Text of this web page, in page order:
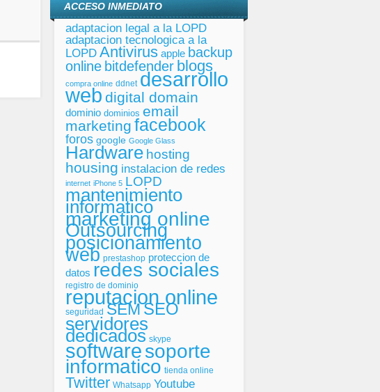
ACCESO INMEDIATO
adaptacion legal a la LOPD
adaptacion tecnologica a la
LOPD Antivirus apple backup
online bitdefender blogs
compra online ddnet desarrollo
web digital domain
dominio dominios email
marketing facebook
foros google Google Glass
Hardware hosting
housing instalacion de redes
internet iPhone 5 LOPD
mantenimiento
informatico
marketing online
Outsourcing
posicionamiento
web prestashop proteccion de
datos redes sociales
registro de dominio
reputacion online
seguridad SEMSEO
servidores
dedicados skype
softwaresoporte
informatico tienda online
Twitter Whatsapp Youtube